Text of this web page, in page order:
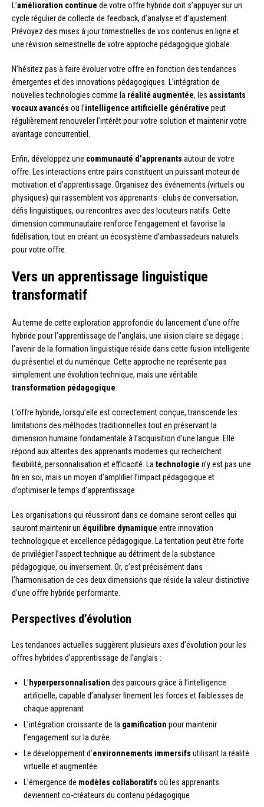
L’amélioration continue de votre offre hybride doit s’appuyer sur un
cycle régulier de collecte de feedback, d’analyse et d’ajustement.
Prévoyez des mises à jour trimestrielles de vos contenus en ligne et
une révision semestrielle de votre approche pédagogique globale.
N’hésitez pas à faire évoluer votre offre en fonction des tendances
émergentes et des innovations pédagogiques. L’intégration de
nouvelles technologies comme la réalité augmentée, les assistants
vocaux avancés ou l’intelligence artificielle générative peut
régulièrement renouveler l’intérêt pour votre solution et maintenir votre
avantage concurrentiel.
Enfin, développez une communauté d’apprenants autour de votre
offre. Les interactions entre pairs constituent un puissant moteur de
motivation et d’apprentissage. Organisez des événements (virtuels ou
physiques) qui rassemblent vos apprenants : clubs de conversation,
défis linguistiques, ou rencontres avec des locuteurs natifs. Cette
dimension communautaire renforce l’engagement et favorise la
fidélisation, tout en créant un écosystème d’ambassadeurs naturels
pour votre offre.
Vers un apprentissage linguistique
transformatif
Au terme de cette exploration approfondie du lancement d’une offre
hybride pour l’apprentissage de l’anglais, une vision claire se dégage :
l’avenir de la formation linguistique réside dans cette fusion intelligente
du présentiel et du numérique. Cette approche ne représente pas
simplement une évolution technique, mais une véritable
transformation pédagogique
L’offre hybride, lorsqu’elle est correctement conçue, transcende les
limitations des méthodes traditionnelles tout en préservant la
dimension humaine fondamentale à l’acquisition d’une langue. Elle
répond aux attentes des apprenants modernes qui recherchent
flexibilité, personnalisation et efficacité. La technologie n’y est pas une
fin en soi, mais un moyen d’amplifier l’impact pédagogique et
d’optimiser le temps d’apprentissage.
Les organisations qui réussiront dans ce domaine seront celles qui
sauront maintenir un équilibre dynamique entre innovation
technologique et excellence pédagogique. La tentation peut être forte
de privilégier l’aspect technique au détriment de la substance
pédagogique, ou inversement. Or, c’est précisément dans
l’harmonisation de ces deux dimensions que réside la valeur distinctive
d’une offre hybride performante.
Perspectives d’évolution
Les tendances actuelles suggèrent plusieurs axes d’évolution pour les
offres hybrides d’apprentissage de l’anglais :
L’ hyperpersonnalisation des parcours grâce à l’intelligence
artificielle, capable d’analyser finement les forces et faiblesses de
chaque apprenant
L’intégration croissante de la gamification pour maintenir
l’engagement sur la durée
Le développement d’environnements immersifs utilisant la réalité
virtuelle et augmentée
L’émergence de modèles collaboratifs où les apprenants
deviennent co-créateurs du contenu pédagogique